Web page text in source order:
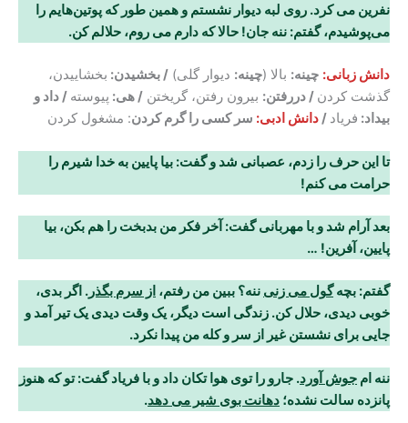
نفرین می کرد. روی لبه دیوار نشستم و همین طور که پوتینهایم را
می‌پوشیدم، گفتم: ننه جان! حالا که دارم می روم، حلالم کن.
دانش زبانی: چینه: بالا (چینه: دیوار گلی) / بخشیدن: بخشاییدن،
گذشت کردن / دررفتن: بیرون رفتن، گریختن / هی: پیوسته / داد و
بیداد: فریاد /دانش ادبی: سر کسی را گرم کردن: مشغول کردن
تا این حرف را زدم، عصبانی شد و گفت: بیا پایین به خدا شیرم را
حرامت می کنم!
بعد آرام شد و با مهربانی گفت: آخر فکر من بدبخت را هم بکن، بیا
پایین، آفرین! …
گفتم: بچهگول می زنی ننه؟ ببین من رفتم، از سرم بگذر . اگر بدی،
خوبی دیدی، حلال کن. زندگی است دیگر، یک وقت دیدی یک تیر آمد و
جایی برای نشستن غیر از سر و کله من پیدا نکرد.
ننه ام جوش آورد. جارو را توی هوا تکان داد و با فریاد گفت: تو که هنوز
پانزده سالت نشده؛ دهانت بوی شیر می دهد.